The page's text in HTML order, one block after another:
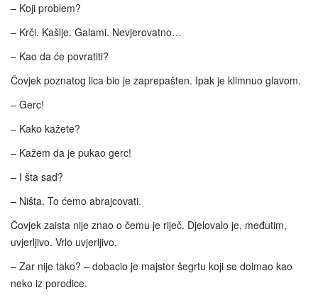
– Koji problem?
– Krči. Kašlje. Galami. Nevjerovatno…
– Kao da će povratiti?
Čovjek poznatog lica bio je zaprepašten. Ipak je klimnuo glavom.
– Gerc!
– Kako kažete?
– Kažem da je pukao gerc!
– I šta sad?
– Ništa. To ćemo abrajcovati.
Čovjek zaista nije znao o čemu je riječ. Djelovalo je, međutim,
uvjerljivo. Vrlo uvjerljivo.
– Zar nije tako? – dobacio je majstor šegrtu koji se doimao kao
neko iz porodice.